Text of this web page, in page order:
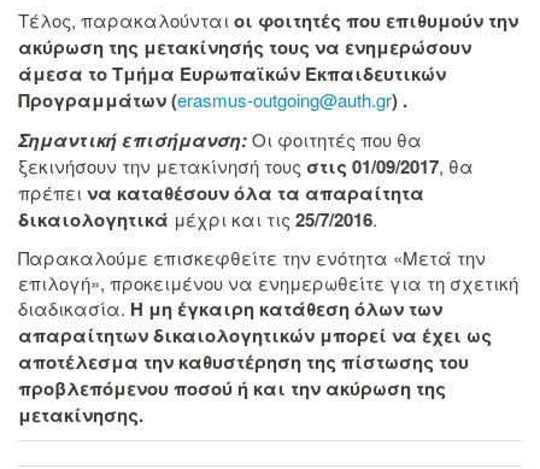
Τέλος, παρακαλούνται οι φοιτητές που επιθυμούν την
ακύρωση της μετακίνησής τους να ενημερώσουν
άμεσα το Τμήμα Ευρωπαϊκών Εκπαιδευτικών
Προγραμμάτων (erasmus-outgoing@auth.gr) .
Σημαντική επισήμανση:Οι φοιτητές που θα
ξεκινήσουν την μετακίνησή τους στις 01/09/2017, θα
πρέπει να καταθέσουν όλα τα απαραίτητα
δικαιολογητικά μέχρι και τις 25/7/2016.
Παρακαλούμε επισκεφθείτε την ενότητα «Μετά την
επιλογή», προκειμένου να ενημερωθείτε για τη σχετική
διαδικασία. Η μη έγκαιρη κατάθεση όλων των
απαραίτητων δικαιολογητικών μπορεί να έχει ως
αποτέλεσμα την καθυστέρηση της πίστωσης του
προβλεπόμενου ποσού ή και την ακύρωση της
μετακίνησης.